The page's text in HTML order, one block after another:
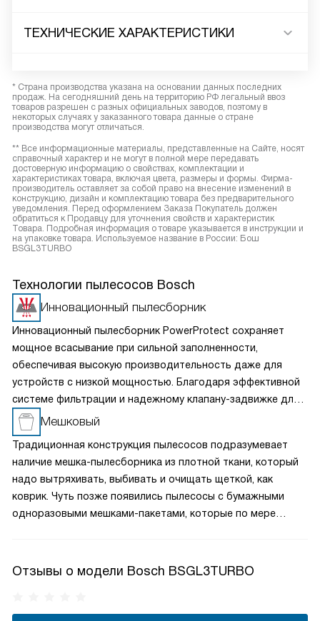
ТЕХНИЧЕСКИЕ ХАРАКТЕРИСТИКИ
* Страна производства указана на основании данных последних
продаж. На сегодняшний день на территорию РФ легальный ввоз
товаров разрешен с разных официальных заводов, поэтому в
некоторых случаях у заказанного товара данные о стране
производства могут отличаться.
** Все информационные материалы, представленные на Сайте, носят
справочный характер и не могут в полной мере передавать
достоверную информацию о свойствах, комплектации и
характеристиках товара, включая цвета, размеры и формы. Фирма-
производитель оставляет за собой право на внесение изменений в
конструкцию, дизайн и комплектацию товара без предварительного
уведомления. Перед оформлением Заказа Покупатель должен
обратиться к Продавцу для уточнения свойств и характеристик
Товара. Подробная информация о товаре указывается в инструкции и
на упаковке товара. Используемое название в России: Бош
BSGL3TURBO
Технологии пылесосов Bosch
Инновационный пылесборник
Инновационный пылесборник PowerProtect сохраняет
мощное всасывание при сильной заполненности,
обеспечивая высокую производительность даже для
устройств с низкой мощностью. Благодаря эффективной
системе фильтрации и надежному клапану-задвижке для
утилизации он обеспечивает высокую гигиеничность
уборки и простоту очистки, обеспечивая надежную
защиту двигателя и идеальную эффективность удержания
пыли.
Мешковый
Традиционная конструкция пылесосов подразумевает
наличие мешка-пылесборника из плотной ткани, который
надо вытряхивать, выбивать и очищать щеткой, как
коврик. Чуть позже появились пылесосы с бумажными
одноразовыми мешками-пакетами, которые по мере
Отзывы о модели Bosch BSGL3TURBO